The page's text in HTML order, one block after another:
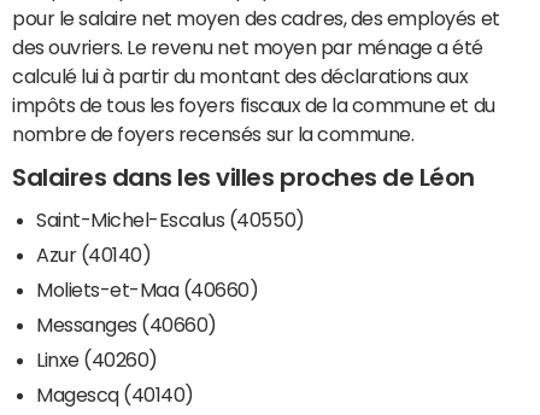
pour le salaire net moyen des cadres, des employés et
des ouvriers. Le revenu net moyen par ménage a été
calculé lui à partir du montant des déclarations aux
impôts de tous les foyers fiscaux de la commune et du
nombre de foyers recensés sur la commune.
Salaires dans les villes proches de Léon
Saint-Michel-Escalus (40550)
Azur (40140)
Moliets-et-Maa (40660)
Messanges (40660)
Linxe (40260)
Magescq (40140)